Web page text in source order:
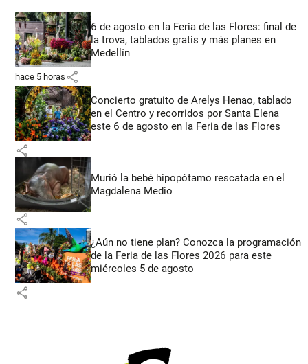
6 de agosto en la Feria de las Flores: final de
la trova, tablados gratis y más planes en
Medellín
hace 5 horas share
Concierto gratuito de Arelys Henao, tablado
en el Centro y recorridos por Santa Elena
este 6 de agosto en la Feria de las Flores
share
Murió la bebé hipopótamo rescatada en el
Magdalena Medio
share
¿Aún no tiene plan? Conozca la programación
de la Feria de las Flores 2026 para este
miércoles 5 de agosto
share